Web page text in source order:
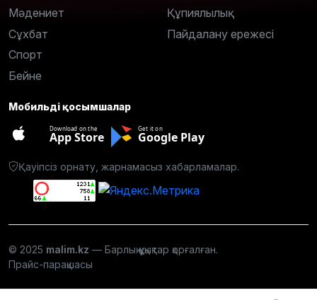
Мәдениет
Сұхбат
Спорт
Бейне
Құпиялылық
Пайдалану ережесі
Мобильді қосымшалар
Download on the
App Store
Get it on
Google Play
Қауіпсіз орнату, жарнамасыз хабарламалар.
© 2025 malim.kz — Барлық құқықтар қорғалған.
Прайс-парақшасы